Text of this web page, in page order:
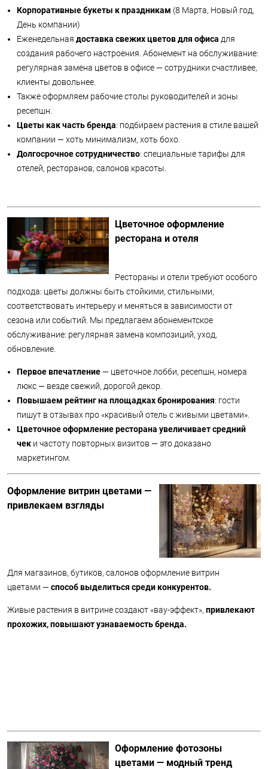
Корпоративные букеты к праздникам (8 Марта, Новый год,
День компании)
Еженедельная доставка свежих цветов для офиса для
создания рабочего настроения. Абонемент на обслуживание:
регулярная замена цветов в офисе — сотрудники счастливее,
клиенты довольнее.
Также оформляем рабочие столы руководителей и зоны
ресепшн.
Цветы как часть бренда: подбираем растения в стиле вашей
компании — хоть минимализм, хоть бохо.
Долгосрочное сотрудничество: специальные тарифы для
отелей, ресторанов, салонов красоты.
Цветочное оформление
ресторана и отеля
Рестораны и отели требуют особого
подхода: цветы должны быть стойкими, стильными,
соответствовать интерьеру и меняться в зависимости от
сезона или событий. Мы предлагаем абонементское
обслуживание: регулярная замена композиций, уход,
обновление.
Первое впечатление— цветочное лобби, ресепшн, номера
люкс — везде свежий, дорогой декор.
Повышаем рейтинг на площадках бронирования: гости
пишут в отзывах про «красивый отель с живыми цветами».
Цветочное оформление ресторана увеличивает средний
чек и частоту повторных визитов — это доказано
маркетингом.
Оформление витрин цветами —
привлекаем взгляды
Для магазинов, бутиков, салонов оформление витрин
цветами — способ выделиться среди конкурентов.
Живые растения в витрине создают «вау-эффект», привлекают
прохожих, повышают узнаваемость бренда.
Оформление фотозоны
цветами — модный тренд